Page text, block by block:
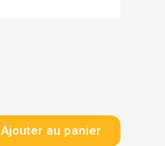
Ajouter au panier